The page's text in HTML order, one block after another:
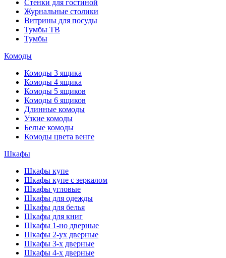
Стенки для гостиной
Журнальные столики
Витрины для посуды
Тумбы ТВ
Тумбы
Комоды
Комоды 3 ящика
Комоды 4 ящика
Комоды 5 ящиков
Комоды 6 ящиков
Длинные комоды
Узкие комоды
Белые комоды
Комоды цвета венге
Шкафы
Шкафы купе
Шкафы купе с зеркалом
Шкафы угловые
Шкафы для одежды
Шкафы для белья
Шкафы для книг
Шкафы 1-но дверные
Шкафы 2-ух дверные
Шкафы 3-х дверные
Шкафы 4-х дверные